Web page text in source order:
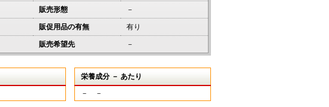
販売形態 －
販促用品の有無 有り
販売希望先 －
栄養成分 － あたり
－ －